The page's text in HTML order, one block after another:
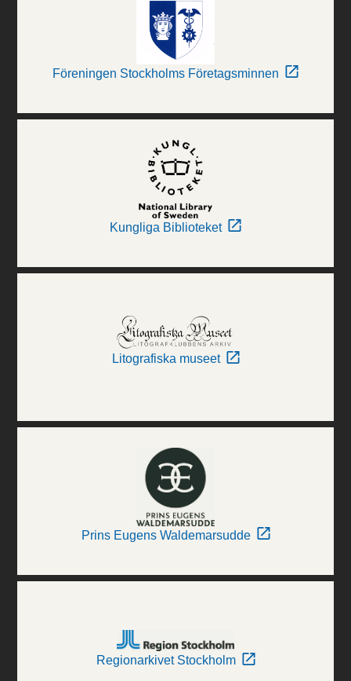
Föreningen Stockholms Företagsminnen
Kungliga Biblioteket
Litografiska museet
Prins Eugens Waldemarsudde
Regionarkivet Stockholm